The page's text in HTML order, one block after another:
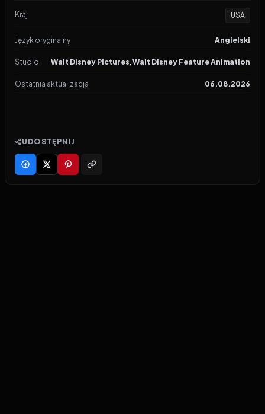
Kraj USA
Język oryginalny Angielski
Studio Walt Disney Pictures, Walt Disney Feature Animation
Ostatnia aktualizacja 06.08.2026
UDOSTĘPNIJ